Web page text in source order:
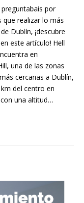
y trabajan en
por
que realizar lo más
Dublín, ¡descubre
este artículo! Hell
en
una de las zonas
cercanas a Dublín,
del centro en
una altitud…